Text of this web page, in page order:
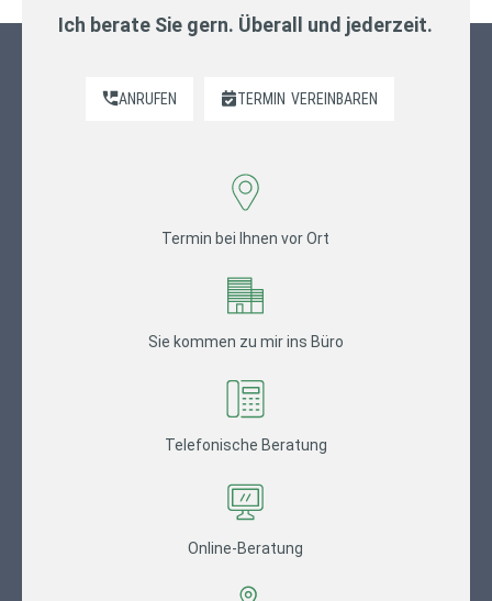
Ich berate Sie gern. Überall und jederzeit.
ANRUFEN TERMIN VEREINBAREN
Termin bei Ihnen vor Ort
Sie kommen zu mir ins Büro
Telefonische Beratung
Online-Beratung